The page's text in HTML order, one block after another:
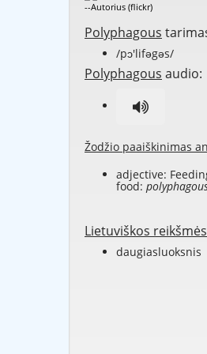
--Autorius (flickr)
Polyphagous
/pɔ'lifəgəs/
Polyphagous audio:
Žodžio paaiškinimas
adjective:
food:
Lietuviškos
daugiasluoksnis